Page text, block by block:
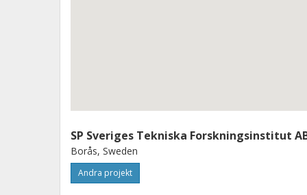
SP Sveriges Tekniska Forskningsinstitut
Borås, Sweden
Andra projekt